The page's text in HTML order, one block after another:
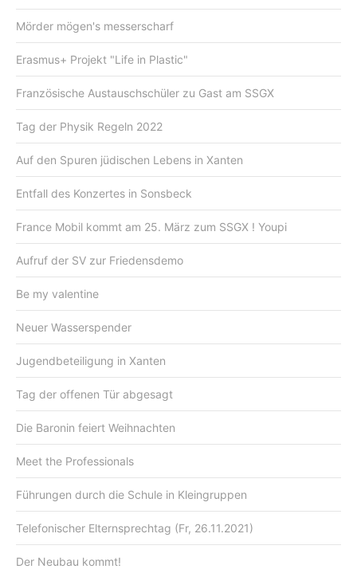
Mörder mögen's messerscharf
Erasmus+ Projekt "Life in Plastic"
Französische Austauschschüler zu Gast am SSGX
Tag der Physik Regeln 2022
Auf den Spuren jüdischen Lebens in Xanten
Entfall des Konzertes in Sonsbeck
France Mobil kommt am 25. März zum SSGX ! Youpi
Aufruf der SV zur Friedensdemo
Be my valentine
Neuer Wasserspender
Jugendbeteiligung in Xanten
Tag der offenen Tür abgesagt
Die Baronin feiert Weihnachten
Meet the Professionals
Führungen durch die Schule in Kleingruppen
Telefonischer Elternsprechtag (Fr, 26.11.2021)
Der Neubau kommt!